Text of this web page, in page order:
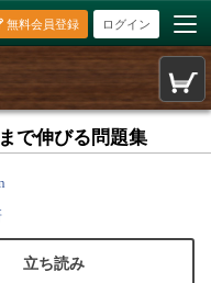
ログイン
無料会員登録
で伸びる問題集
立ち読み